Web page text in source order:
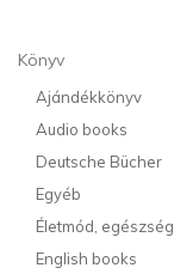
Könyv
Ajándékkönyv
Audio books
Deutsche Bücher
Egyéb
Életmód, egészség
English books